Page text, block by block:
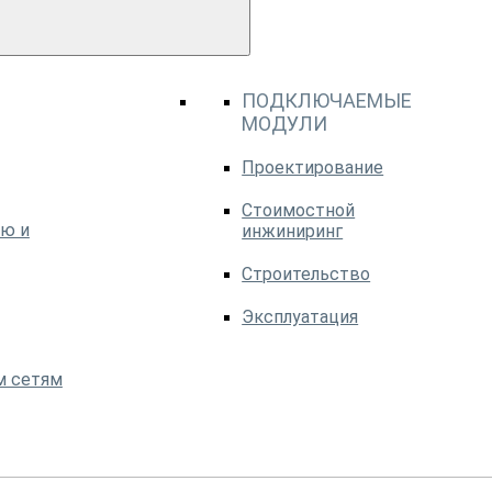
и
сетям
ПОДКЛЮЧАЕМЫЕ
МОДУЛИ
Проектирование
Стоимостной
инжиниринг
Строительство
Эксплуатация